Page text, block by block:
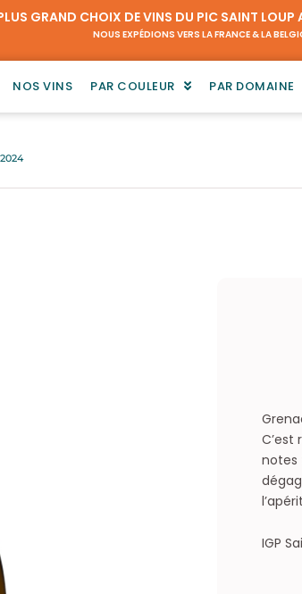
GRAND CHOIX DE VINS DU PIC SAINT LOUP
NOUS EXPÉDIONS VERS LA FRANCE & LA
NOS VINS PAR COULEUR PAR DOMAINE
C’est
notes
IGP